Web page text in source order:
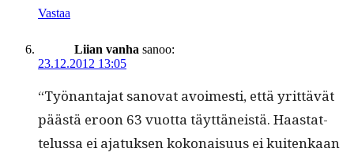
Vastaa
Liian vanha sanoo:
23.12.2012 13:05
“Työ­nan­ta­jat sanovat avoimesti, että yrit­tävät
päästä eroon 63 vuot­ta täyt­täneistä. Haas­tat­
telus­sa ei ajatuk­sen kokon­aisu­us ei kuitenkaan